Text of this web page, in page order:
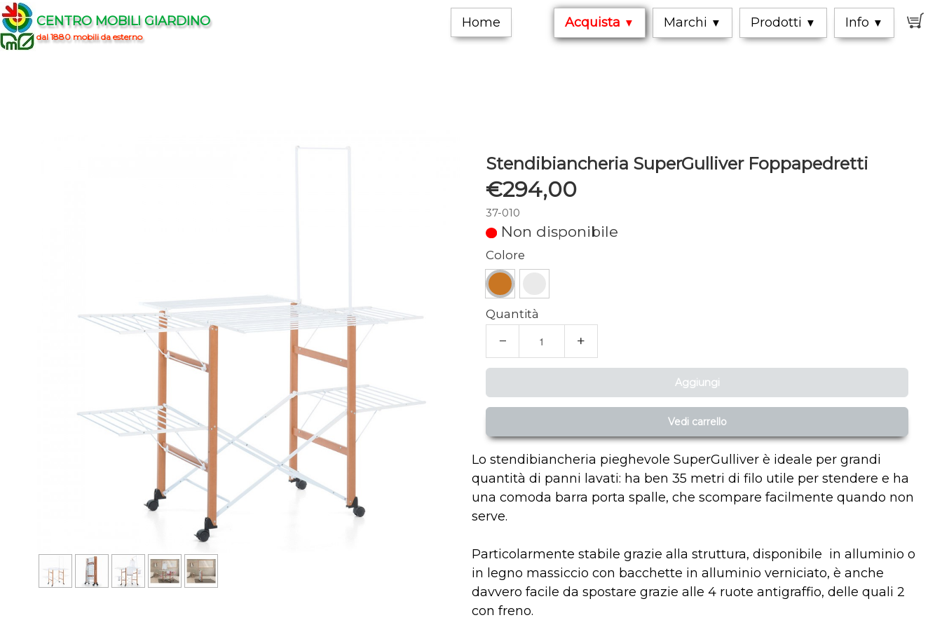
CENTRO MOBILI GIARDINO
dal 1880 mobili da esterno
Home Acquista ▼ Marchi ▼ Prodotti ▼ Info ▼
Stendibiancheria SuperGulliver Foppapedretti
€294,00
37-010
Non disponibile
Colore
Quantità
− +
Aggiungi
Vedi carrello
Lo stendibiancheria pieghevole SuperGulliver è ideale per grandi
quantità di panni lavati: ha ben 35 metri di filo utile per stendere e ha
una comoda barra porta spalle, che scompare facilmente quando non
serve.
Particolarmente stabile grazie alla struttura, disponibile in alluminio o
in legno massiccio con bacchette in alluminio verniciato, è anche
davvero facile da spostare grazie alle 4 ruote antigraffio, delle quali 2
con freno.